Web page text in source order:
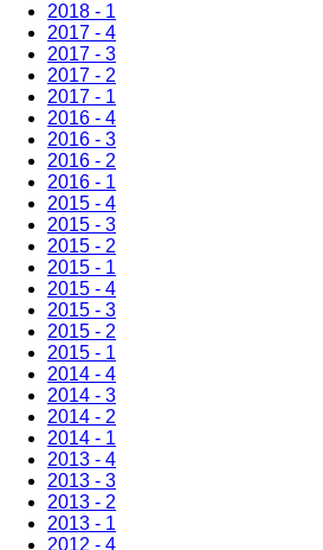
2018 - 1
2017 - 4
2017 - 3
2017 - 2
2017 - 1
2016 - 4
2016 - 3
2016 - 2
2016 - 1
2015 - 4
2015 - 3
2015 - 2
2015 - 1
2015 - 4
2015 - 3
2015 - 2
2015 - 1
2014 - 4
2014 - 3
2014 - 2
2014 - 1
2013 - 4
2013 - 3
2013 - 2
2013 - 1
2012 - 4